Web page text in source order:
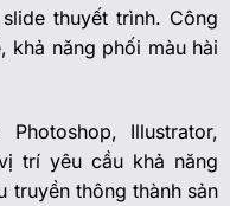
thuyết trình. Công
khả năng phối màu hài
Illustrator,
trí yêu cầu khả năng
truyền thông thành sản